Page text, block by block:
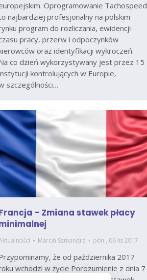
Oprogramowanie Tachospeed
najbardziej profesjonalny na polskim
program do rozliczania, ewidencji
pracy, przerw i odpoczynków
oraz identyfikacji wykroczeń.
co dzień wykorzystywany jest przez 15
kontrolujących w Europie,
szczególności…
– Zmiana stawek płacy
Marcin Szmandra pon., 06 lis 2017
że od października 2017
wchodzi w życie Porozumienie z dnia 7